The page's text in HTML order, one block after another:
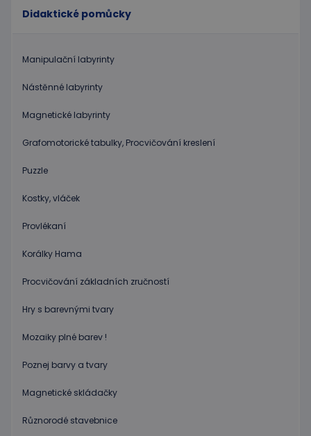
Didaktické pomůcky
Manipulační labyrinty
Nástěnné labyrinty
Magnetické labyrinty
Grafomotorické tabulky, Procvičování kreslení
Puzzle
Kostky, vláček
Provlékaní
Korálky Hama
Procvičování základních zručností
Hry s barevnými tvary
Mozaiky plné barev !
Poznej barvy a tvary
Magnetické skládačky
Různorodé stavebnice